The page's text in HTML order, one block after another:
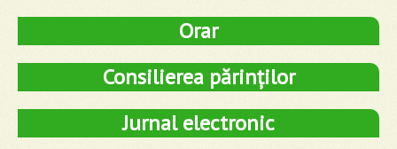
Orar
Consilierea părinților
Jurnal electronic